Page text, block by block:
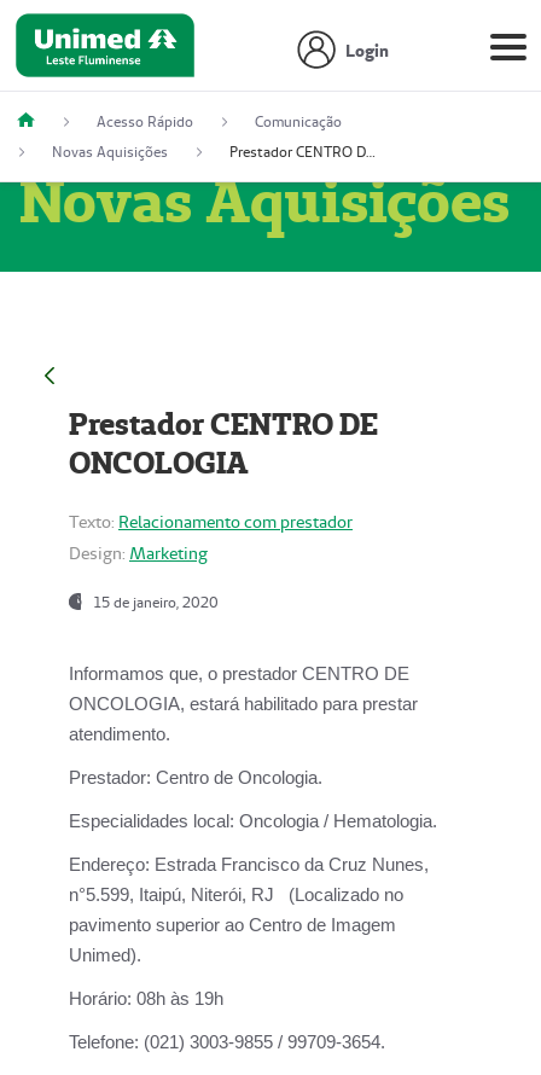
Login
Acesso Rápido
Comunicação
Novas Aquisições
Prestador CENTRO DE ONCOLOGIA
Novas Aquisições
Prestador CENTRO DE
ONCOLOGIA
Texto: Relacionamento com prestador
Design: Marketing
15 de janeiro, 2020
Informamos que, o prestador CENTRO DE
ONCOLOGIA, estará habilitado para prestar
atendimento.
Prestador: Centro de Oncologia.
Especialidades local: Oncologia / Hematologia.
Endereço: Estrada Francisco da Cruz Nunes,
n°5.599, Itaipú, Niterói, RJ (Localizado no
pavimento superior ao Centro de Imagem
Unimed).
Horário: 08h às 19h
Telefone: (021) 3003-9855 / 99709-3654.